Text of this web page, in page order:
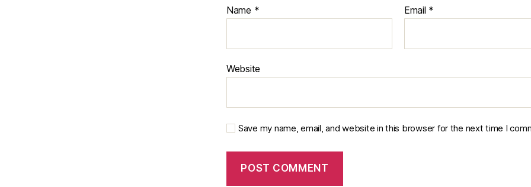
Name * Email *
Website
Save my name, email, and website in this browser for the next time I